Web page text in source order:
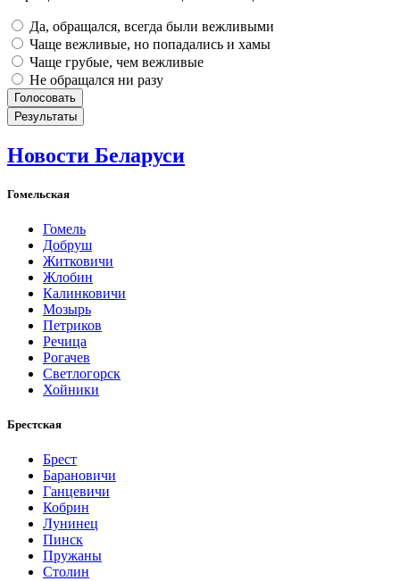
Да, обращался, всегда были вежливыми
Чаще вежливые, но попадались и хамы
Чаще грубые, чем вежливые
Не обращался ни разу
Новости Беларуси
Гомельская
Гомель
Добруш
Житковичи
Жлобин
Калинковичи
Мозырь
Петриков
Речица
Рогачев
Светлогорск
Хойники
Брестская
Брест
Барановичи
Ганцевичи
Кобрин
Лунинец
Пинск
Пружаны
Столин